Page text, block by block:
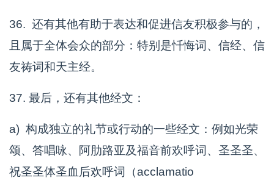
36. 还有其他有助于表达和促进信友积极参与的，
且属于全体会众的部分：特别是忏悔词、信经、信
友祷词和天主经。
37. 最后，还有其他经文：
a) 构成独立的礼节或行动的一些经文：例如光荣
颂、答唱咏、阿肋路亚及福音前欢呼词、圣圣圣、
祝圣圣体圣血后欢呼词（acclamatio